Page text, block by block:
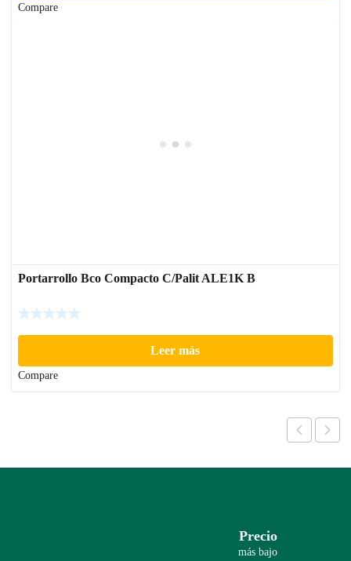
Compare
Portarrollo Bco Compacto C/Palit ALE1K B
Leer más
Compare
Precio
más bajo